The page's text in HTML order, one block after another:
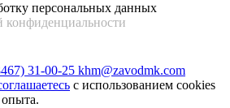
персональных данных
конфиденциальности
31-00-25 khm@zavodmk.com
с использованием cookies